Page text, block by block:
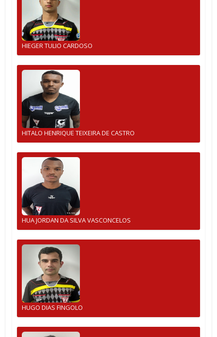
HIEGER TULIO CARDOSO
HITALO HENRIQUE TEIXEIRA DE CASTRO
HUA JORDAN DA SILVA VASCONCELOS
HUGO DIAS FINGOLO